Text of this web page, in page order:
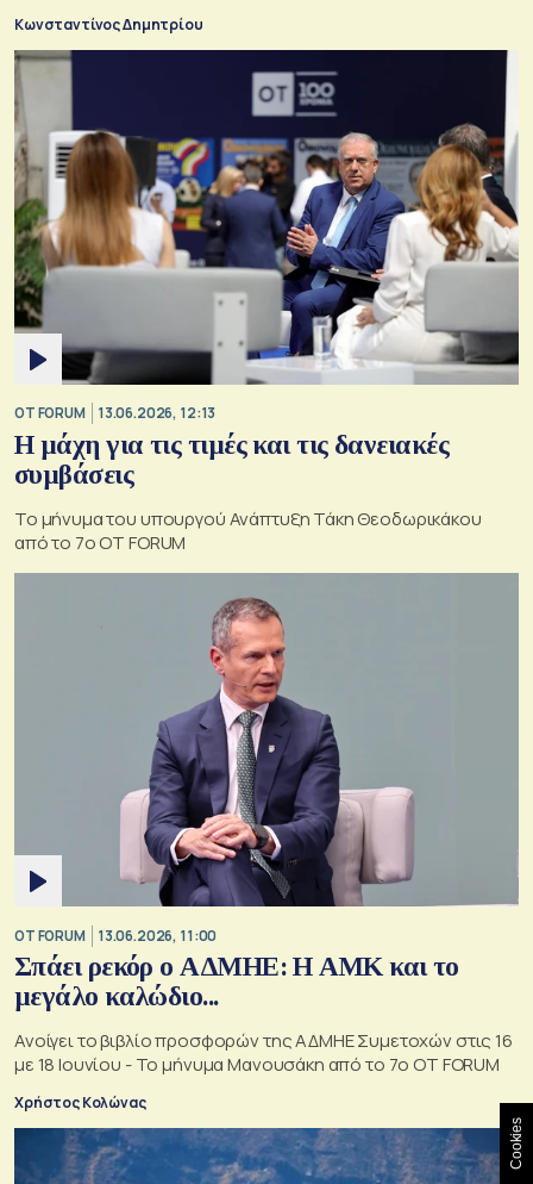
Κωνσταντίνος Δημητρίου
OT FORUM 13.06.2026, 12:13
Η μάχη για τις τιμές και τις δανειακές
συμβάσεις
Το μήνυμα του υπουργού Ανάπτυξη Τάκη Θεοδωρικάκου
από το 7ο OT FORUM
OT FORUM 13.06.2026, 11:00
Σπάει ρεκόρ ο ΑΔΜΗΕ: Η ΑΜΚ και το
μεγάλο καλώδιο...
Ανοίγει το βιβλίο προσφορών της ΑΔΜΗΕ Συμετοχών στις 16
με 18 Ιουνίου - Το μήνυμα Μανουσάκη από το 7ο OT FORUM
Χρήστος Κολώνας
Cookies